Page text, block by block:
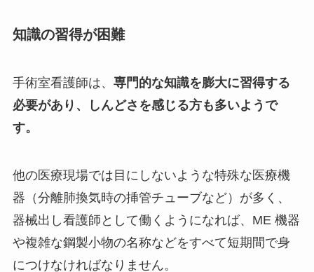
知識の習得が困難
手術室看護師は、 専門的な知識を膨大に習得する
必要があり、しんどさを感じる方も多いようで
す。
他の医療現場では目にしないような特殊な医療機
器（分離肺換気時の挿管チューブなど）が多く、
器械出し看護師として働くようになれば、ME 機器
や複雑な鋼製小物の名称などをすべて短期間で身
につけなければなりません。